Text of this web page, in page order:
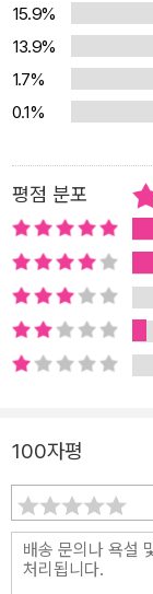
람이 인터넷에서 ’
성을 작품 속에서
어 극의 재미를 더한
15.9%
13.9%
1.7%
0.1%
평점 분포
100자평